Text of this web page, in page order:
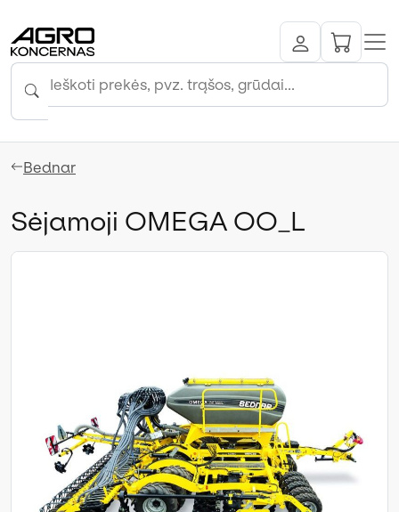
Bednar
Sėjamoji OMEGA OO_L